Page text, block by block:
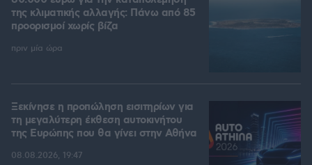
της κλιματικής αλλαγής: Πάνω από 85
προορισμοί χωρίς βίζα
πριν μία ώρα
Ξεκίνησε η προπώληση εισιτηρίων για
τη μεγαλύτερη έκθεση αυτοκινήτου
της Ευρώπης που θα γίνει στην Αθήνα
08.08.2026, 19:47